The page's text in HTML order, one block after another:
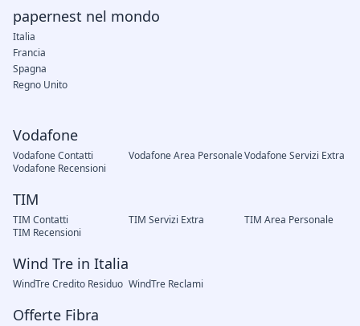
Vodafone
Vodafone Contatti Vodafone Area PersonaleVodafone Servizi Extra
Vodafone Recensioni
TIM
TIM Contatti TIM Servizi Extra
TIM Area Personale
TIM Recensioni
Wind Tre in Italia
WindTre Credito Residuo WindTre Reclami
Offerte Fibra
papernest nel mondo
Italia
Francia
Spagna
Regno Unito